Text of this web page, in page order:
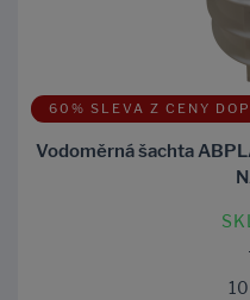
60% SLEVA Z CENY
Vodoměrná šachta